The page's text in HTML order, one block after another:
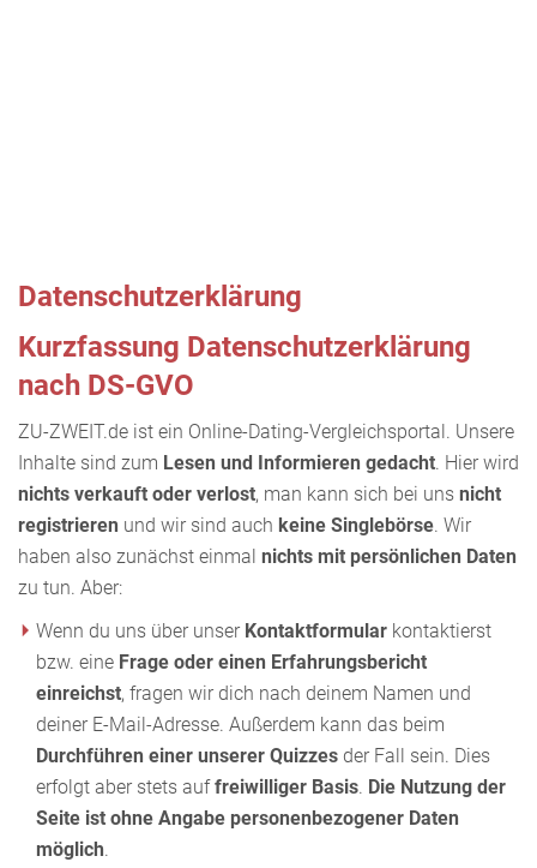
Datenschutzerklärung
Kurzfassung Datenschutzerklärung
nach DS-GVO
ZU-ZWEIT.de ist ein Online-Dating-Vergleichsportal. Unsere
Inhalte sind zum Lesen und Informieren gedacht. Hier wird
nichts verkauft oder verlost, man kann sich bei uns nicht
registrieren und wir sind auch keine Singlebörse. Wir
haben also zunächst einmal nichts mit persönlichen Daten
zu tun. Aber:
Wenn du uns über unser Kontaktformular kontaktierst
bzw. eine Frage oder einen Erfahrungsbericht
einreichst, fragen wir dich nach deinem Namen und
deiner E-Mail-Adresse. Außerdem kann das beim
Durchführen einer unserer Quizzes der Fall sein. Dies
erfolgt aber stets auffreiwilliger Basis. Die Nutzung der
Seite ist ohne Angabe personenbezogener Daten
möglich.